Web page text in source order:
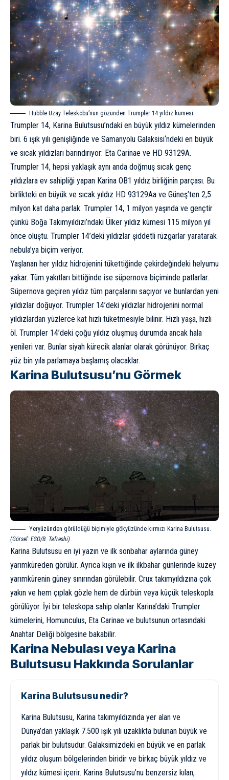
Hubble Uzay Teleskobu’nun gözünden Trumpler 14 yıldız kümesi.
Trumpler 14, Karina Bulutsusu’ndaki en büyük yıldız kümelerinden
biri. 6 ışık yılı genişliğinde ve Samanyolu Galaksisi‘ndeki en büyük
ve sıcak yıldızları barındırıyor: Eta Carinae ve HD 93129A.
Trumpler 14, hepsi yaklaşık aynı anda doğmuş sıcak genç
yıldızlara ev sahipliği yapan Karina OB1 yıldız birliğinin parçası. Bu
birlikteki en büyük ve sıcak yıldız HD 93129Aa ve Güneş’ten 2,5
milyon kat daha parlak. Trumpler 14, 1 milyon yaşında ve gençtir
çünkü Boğa Takımyıldızı’ndaki Ülker yıldız kümesi 115 milyon yıl
önce oluştu. Trumpler 14’deki yıldızlar şiddetli rüzgarlar yaratarak
nebula’ya biçim veriyor.
Yaşlanan her yıldız hidrojenini tükettiğinde çekirdeğindeki helyumu
yakar. Tüm yakıtları bittiğinde ise süpernova biçiminde patlarlar.
Süpernova geçiren yıldız tüm parçalarını saçıyor ve bunlardan yeni
yıldızlar doğuyor. Trumpler 14’deki yıldızlar hidrojenini normal
yıldızlardan yüzlerce kat hızlı tüketmesiyle bilinir. Hızlı yaşa, hızlı
öl. Trumpler 14’deki çoğu yıldız oluşmuş durumda ancak hala
yenileri var. Bunlar siyah kürecik alanlar olarak görünüyor. Birkaç
yüz bin yıla parlamaya başlamış olacaklar.
Karina Bulutsusu’nu Görmek
Yeryüzünden görüldüğü biçimiyle gökyüzünde kırmızı Karina Bulutsusu.
(Görsel: ESO/B. Tafreshi)
Karina Bulutsusu en iyi yazın ve ilk sonbahar aylarında güney
yarımküreden görülür. Ayrıca kışın ve ilk ilkbahar günlerinde kuzey
yarımkürenin güney sınırından görülebilir. Crux takımyıldızına çok
yakın ve hem çıplak gözle hem de dürbün veya küçük teleskopla
görülüyor. İyi bir teleskopa sahip olanlar Karina’daki Trumpler
kümelerini, Homunculus, Eta Carinae ve bulutsunun ortasındaki
Anahtar Deliği bölgesine bakabilir.
Karina Nebulası veya Karina
Bulutsusu Hakkında Sorulanlar
Karina Bulutsusu nedir?
Karina Bulutsusu, Karina takımyıldızında yer alan ve
Dünya’dan yaklaşık 7.500 ışık yılı uzaklıkta bulunan büyük ve
parlak bir bulutsudur. Galaksimizdeki en büyük ve en parlak
yıldız oluşum bölgelerinden biridir ve birkaç büyük yıldız ve
yıldız kümesi içerir. Karina Bulutsusu’nu benzersiz kılan,